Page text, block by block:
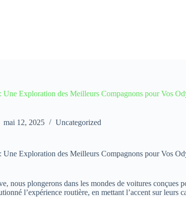
Exploration des Meilleurs Compagnons pour Vos
mai 12, 2025 Uncategorized
Exploration des Meilleurs Compagnons pour Vos
nous plongerons dans les mondes de voitures
l’expérience routière, en mettant l’accent sur leurs